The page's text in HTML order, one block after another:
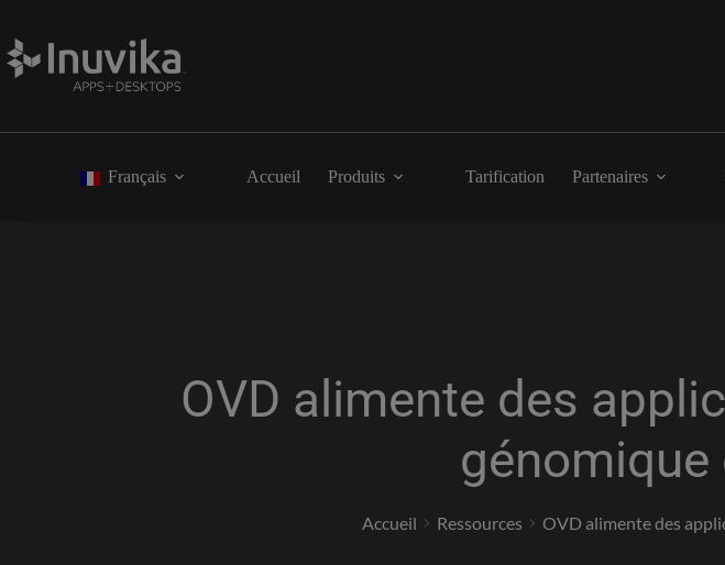
Français Accueil Produits Tarification Partenaires
OVD alimente des
génomique
Accueil Ressources OVD alimente des